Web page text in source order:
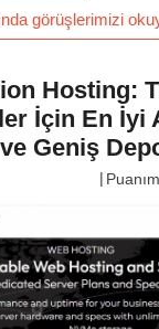
görüşlerimizi
Hosting:
İçin En İyi
Geniş